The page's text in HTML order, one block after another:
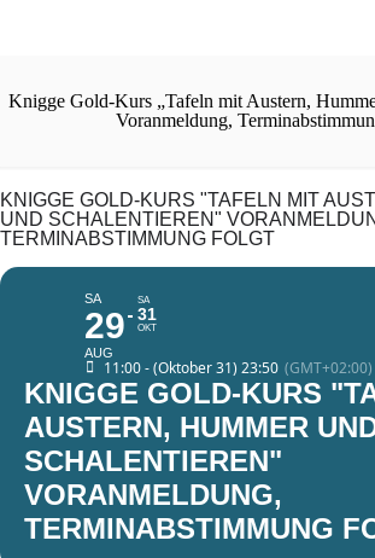
Knigge Gold-Kurs „Tafeln mit Austern,
Voranmeldung,
KNIGGE GOLD-KURS "TAFELN MIT
UND SCHALENTIEREN"
TERMINABSTIMMUNG FOLGT
SA
29
AUG
SA
31
OKT
11:00 - (Oktober 31) 23:50 (GMT+02:00)
KNIGGE GOLD-KURS
AUSTERN, HUMMER
SCHALENTIEREN"
VORANMELDUNG,
TERMINABSTIMMUNG